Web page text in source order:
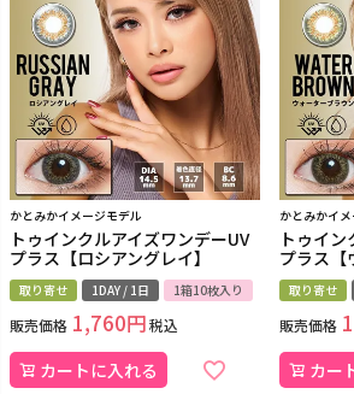
かとみかイメージモデル
トゥインクルアイズワンデーUV
プラス【ロシアングレイ】
取り寄せ 1DAY / 1日 1箱10枚入り
販売価格 1,760 税込
カートに入れる
かとみかイ
トゥイ
プラス【
取り寄せ
販売価格
カー